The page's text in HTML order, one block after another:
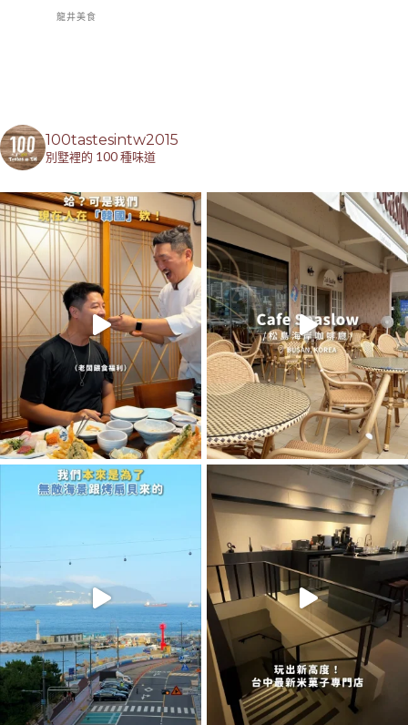
龍井美食
100tastesintw2015
別墅裡的 100 種味道